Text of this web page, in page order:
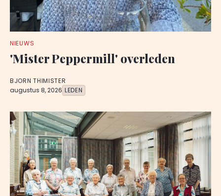
NIEUWS
'Mister Peppermill' overleden
BJORN THIMISTER
augustus 8, 2026 LEDEN